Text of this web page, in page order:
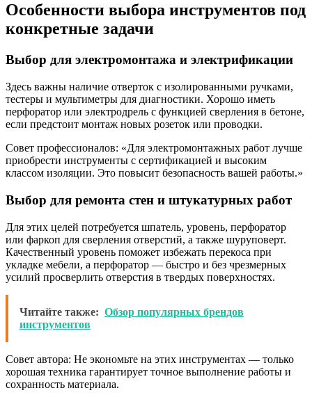
Особенности выбора инструментов под
конкретные задачи
Выбор для электромонтажа и электрификации
Здесь важны наличие отверток с изолированными ручками,
тестеры и мультиметры для диагностики. Хорошо иметь
перфоратор или электродрель с функцией сверления в бетоне,
если предстоит монтаж новых розеток или проводки.
Совет профессионалов: «Для электромонтажных работ лучше
приобрести инструменты с сертификацией и высоким
классом изоляции. Это повысит безопасность вашей работы.»
Выбор для ремонта стен и штукатурных работ
Для этих целей потребуется шпатель, уровень, перфоратор
или фаркоп для сверления отверстий, а также шуруповерт.
Качественный уровень поможет избежать перекоса при
укладке мебели, а перфоратор — быстро и без чрезмерных
усилий просверлить отверстия в твердых поверхностях.
Читайте также: Обзор популярных брендов
инструментов
Совет автора: Не экономьте на этих инструментах — только
хорошая техника гарантирует точное выполнение работы и
сохранность материала.